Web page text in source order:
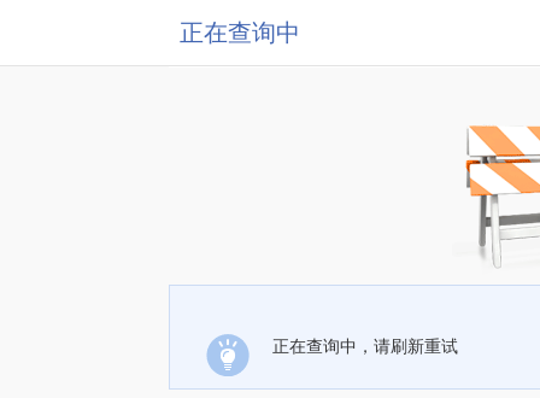
正在查询中
正在查询中，请刷新重试